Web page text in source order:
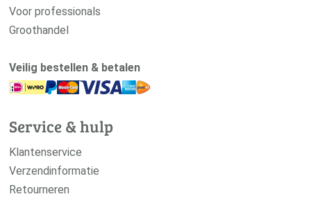
Voor professionals
Groothandel
Veilig bestellen & betalen
Service & hulp
Klantenservice
Verzendinformatie
Retourneren